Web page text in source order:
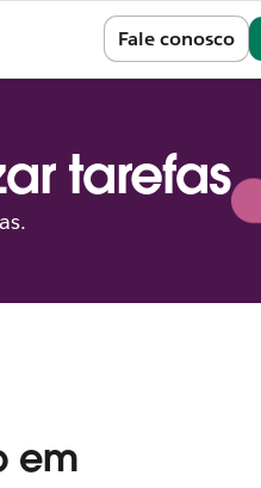
Fale conosco
tarefas
em